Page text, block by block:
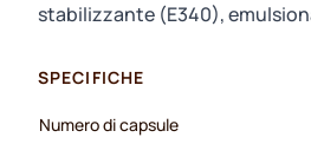
stabilizzante (E340),
SPECIFICHE
Numero di capsule